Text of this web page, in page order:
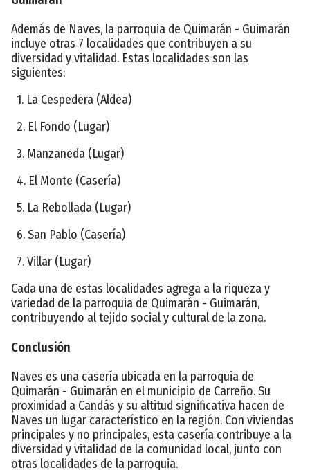
Además de Naves, la parroquia de Quimarán - Guimarán
incluye otras 7 localidades que contribuyen a su
diversidad y vitalidad. Estas localidades son las
siguientes:
1. La Cespedera (Aldea)
2. El Fondo (Lugar)
3. Manzaneda (Lugar)
4. El Monte (Casería)
5. La Rebollada (Lugar)
6. San Pablo (Casería)
7. Villar (Lugar)
Cada una de estas localidades agrega a la riqueza y
variedad de la parroquia de Quimarán - Guimarán,
contribuyendo al tejido social y cultural de la zona.
Conclusión
Naves es una casería ubicada en la parroquia de
Quimarán - Guimarán en el municipio de Carreño. Su
proximidad a Candás y su altitud significativa hacen de
Naves un lugar característico en la región. Con viviendas
principales y no principales, esta casería contribuye a la
diversidad y vitalidad de la comunidad local, junto con
otras localidades de la parroquia.